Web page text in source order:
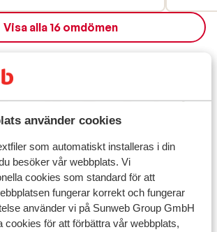
använder cookies
som automatiskt installeras i din
besöker vår webbplats. Vi
cookies som standard för att
fungerar korrekt och fungerar
använder vi på Sunweb Group GmbH
cookies för att förbättra vår webbplats,
Visa alla 16 omdömen